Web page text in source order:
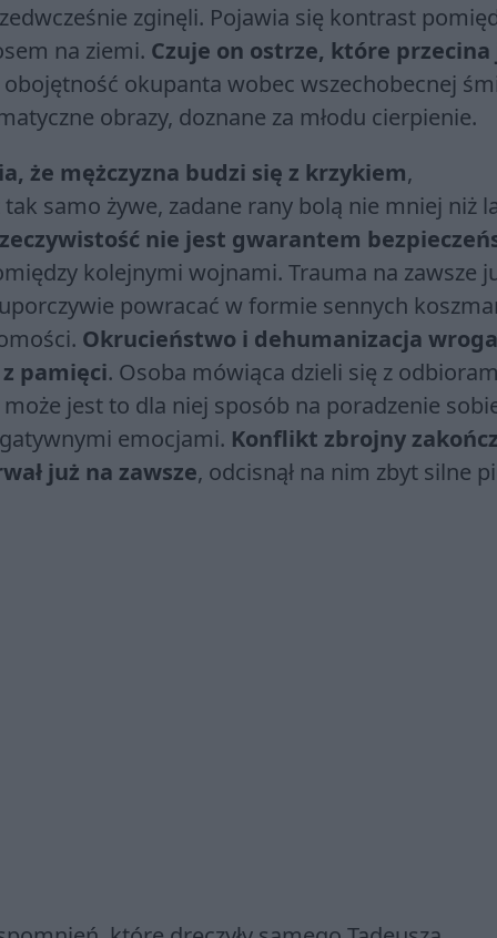
zginęli. Pojawia się kontrast
na ziemi. Czuje on ostrze, które przecina
okupanta wobec wszechobecnej
obrazy, doznane za młodu cierpienie.
że mężczyzna budzi się z krzykiem,
samo żywe, zadane rany bolą nie mniej niż
nie jest gwarantem
kolejnymi wojnami. Trauma na zawsze
powracać w formie sennych
Okrucieństwo i dehumanizacja wroga
pamięci. Osoba mówiąca dzieli się z
jest to dla niej sposób na poradzenie
emocjami. Konflikt zbrojny
już na zawsze, odcisnął na nim zbyt silne